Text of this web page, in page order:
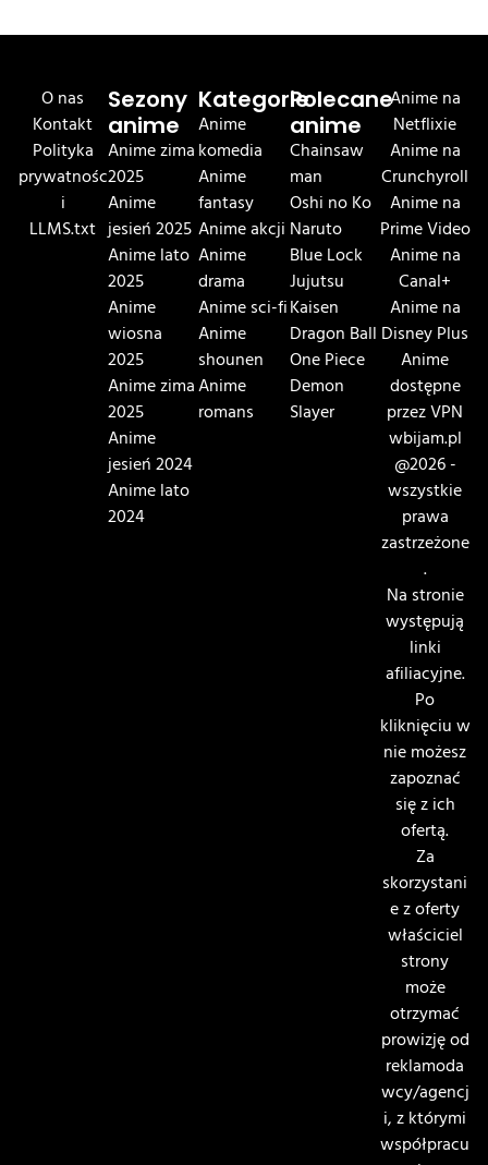
O nas
Kontakt
Polityka
prywatnośc
i
LLMS.txt
Sezony
anime
Anime zima
2025
Anime
jesień 2025
Anime lato
2025
Anime
wiosna
2025
Anime zima
2025
Anime
jesień 2024
Anime lato
2024
Kategorie
Anime
komedia
Anime
fantasy
Anime akcji
Anime
drama
Anime sci-fi
Anime
shounen
Anime
romans
Polecane
anime
Chainsaw
man
Oshi no Ko
Naruto
Blue Lock
Jujutsu
Kaisen
Dragon Ball
One Piece
Demon
Slayer
Anime na
Netflixie
Anime na
Crunchyroll
Anime na
Prime Video
Anime na
Canal+
Anime na
Disney Plus
Anime
dostępne
przez VPN
wbijam.pl
@2026 -
wszystkie
prawa
zastrzeżone
.
Na stronie
występują
linki
afiliacyjne.
Po
kliknięciu w
nie możesz
zapoznać
się z ich
ofertą.
Za
skorzystani
e z oferty
właściciel
strony
może
otrzymać
prowizję od
reklamoda
wcy/agencj
i, z którymi
współpracu